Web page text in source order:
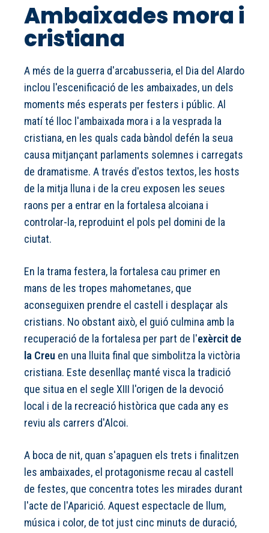
Ambaixades mora i
cristiana
A més de la guerra d'arcabusseria, el Dia del Alardo
inclou l'escenificació de les ambaixades, un dels
moments més esperats per festers i públic. Al
matí té lloc l'ambaixada mora i a la vesprada la
cristiana, en les quals cada bàndol defén la seua
causa mitjançant parlaments solemnes i carregats
de dramatisme. A través d'estos textos, les hosts
de la mitja lluna i de la creu exposen les seues
raons per a entrar en la fortalesa alcoiana i
controlar-la, reproduint el pols pel domini de la
ciutat.
En la trama festera, la fortalesa cau primer en
mans de les tropes mahometanes, que
aconseguixen prendre el castell i desplaçar als
cristians. No obstant això, el guió culmina amb la
recuperació de la fortalesa per part de l'exèrcit de
la Creu en una lluita final que simbolitza la victòria
cristiana. Este desenllaç manté visca la tradició
que situa en el segle XIII l'origen de la devoció
local i de la recreació històrica que cada any es
reviu als carrers d'Alcoi.
A boca de nit, quan s'apaguen els trets i finalitzen
les ambaixades, el protagonisme recau al castell
de festes, que concentra totes les mirades durant
l'acte de l'Aparició. Aquest espectacle de llum,
música i color, de tot just cinc minuts de duració,